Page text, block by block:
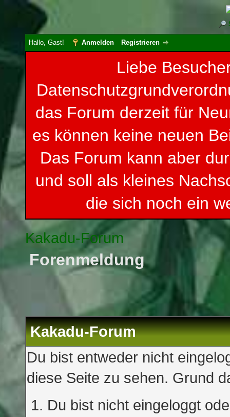
Hallo, Gast! Anmelden Registrieren
Liebe
das Forum derzeit für
es können keine neuen
Das Forum kann aber
und soll als kleines
die sich noch ein
Kakadu-Forum
Forenmeldung
Kakadu-Forum
Du bist entweder nicht
diese Seite zu sehen. Grund
Du bist nicht eingeloggt